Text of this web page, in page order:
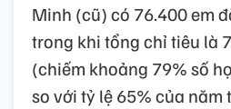
Minh (cũ) có 76.400 em
trong khi tổng chỉ tiêu là
(chiếm khoảng 79% số
so với tỷ lệ 65% của